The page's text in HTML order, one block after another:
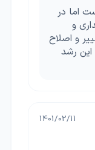
اما در
و
و اصلاح
رشد
1401/02/11